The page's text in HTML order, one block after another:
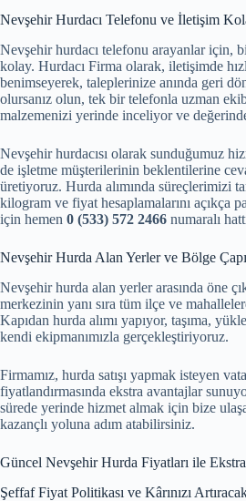
Nevşehir Hurdacı Telefonu ve İletişim
Nevşehir hurdacı telefonu arayanlar için,
kolay. Hurdacı Firma olarak, iletişimde
benimseyerek, taleplerinize anında geri
olursanız olun, tek bir telefonla uzman
malzemenizi yerinde inceliyor ve
Nevşehir hurdacısı olarak sunduğumuz
de işletme müşterilerinin beklentilerine
üretiyoruz. Hurda alımında süreçlerimizi
kilogram ve fiyat hesaplamalarını açıkça
için hemen 0 (533) 572 2466 numaralı
Nevşehir Hurda Alan Yerler ve Bölge
Nevşehir hurda alan yerler arasında öne
merkezinin yanı sıra tüm ilçe ve
Kapıdan hurda alımı yapıyor, taşıma,
kendi ekipmanımızla gerçekleştiriyoruz.
Firmamız, hurda satışı yapmak isteyen
fiyatlandırmasında ekstra avantajlar
sürede yerinde hizmet almak için bize
kazançlı yoluna adım atabilirsiniz.
Güncel Nevşehir Hurda Fiyatları ile
Şeffaf Fiyat Politikası ve Kârınızı